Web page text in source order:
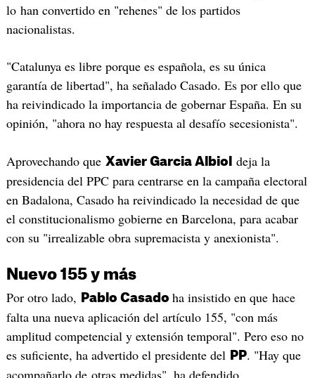
lo han convertido en "rehenes" de los partidos
nacionalistas.
"Catalunya es libre porque es española, es su única
garantía de libertad", ha señalado Casado. Es por ello que
ha reivindicado la importancia de gobernar España. En su
opinión, "ahora no hay respuesta al desafío secesionista".
Aprovechando que Xavier Garcia Albiol deja la
presidencia del PPC para centrarse en la campaña electoral
en Badalona, Casado ha reivindicado la necesidad de que
el constitucionalismo gobierne en Barcelona, para acabar
con su "irrealizable obra supremacista y anexionista".
Nuevo 155 y más
Por otro lado, Pablo Casado ha insistido en que hace
falta una nueva aplicación del artículo 155, "con más
amplitud competencial y extensión temporal". Pero eso no
es suficiente, ha advertido el presidente del PP. "Hay que